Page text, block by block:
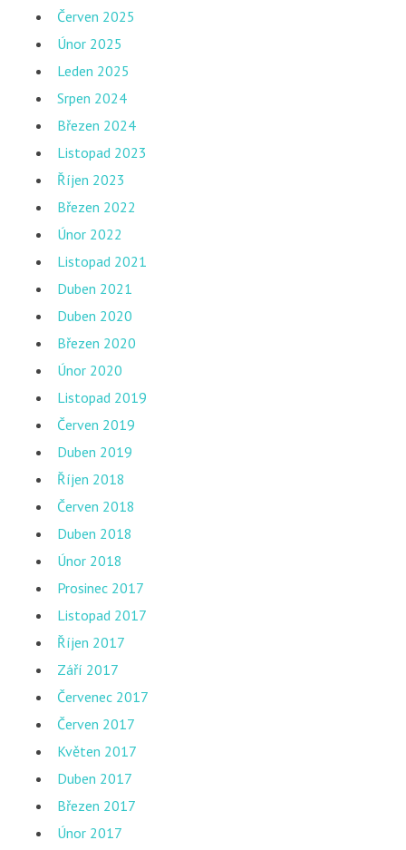
Červen 2025
Únor 2025
Leden 2025
Srpen 2024
Březen 2024
Listopad 2023
Říjen 2023
Březen 2022
Únor 2022
Listopad 2021
Duben 2021
Duben 2020
Březen 2020
Únor 2020
Listopad 2019
Červen 2019
Duben 2019
Říjen 2018
Červen 2018
Duben 2018
Únor 2018
Prosinec 2017
Listopad 2017
Říjen 2017
Září 2017
Červenec 2017
Červen 2017
Květen 2017
Duben 2017
Březen 2017
Únor 2017